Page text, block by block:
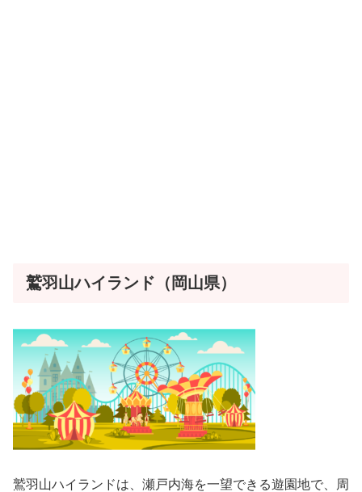
鷲羽山ハイランド（岡山県）
鷲羽山ハイランドは、瀬戸内海を一望できる遊園地で、周